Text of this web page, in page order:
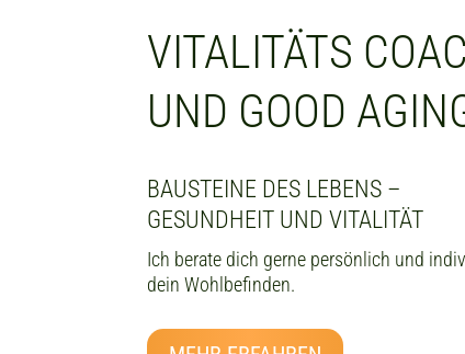
VITALITÄTS
UND GOOD
BAUSTEINE DES LEBENS –
GESUNDHEIT UND VITALITÄT
Ich berate dich gerne persönlich und
dein Wohlbefinden.